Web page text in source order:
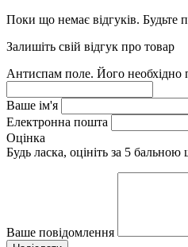
Поки що немає відгуків. Будьте
Залишіть свій відгук про товар
Антиспам поле. Його необхідно
Ваше ім'я
Електронна пошта
Оцінка
Будь ласка, оцініть за 5
Ваше повідомлення